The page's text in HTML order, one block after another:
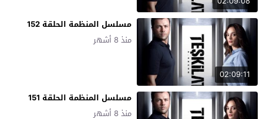
02:09:11
مسلسل المنظمة الحلقة 152
منذ 8 أشهر
مسلسل المنظمة الحلقة 151
منذ 8 أشهر